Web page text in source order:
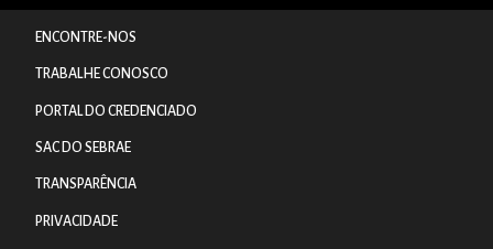
ENCONTRE-NOS
TRABALHE CONOSCO
PORTAL DO CREDENCIADO
SAC DO SEBRAE
TRANSPARÊNCIA
PRIVACIDADE